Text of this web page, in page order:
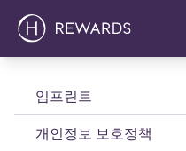
임프린트
개인정보 보호정책